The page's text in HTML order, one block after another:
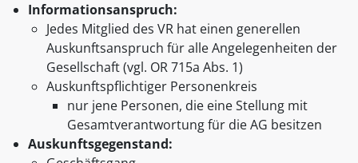
Informationsanspruch:
Jedes Mitglied des VR hat einen generellen
Auskunftsanspruch für alle Angelegenheiten der
Gesellschaft (vgl. OR 715a Abs. 1)
Auskunftspflichtiger Personenkreis
nur jene Personen, die eine Stellung mit
Gesamtverantwortung für die AG besitzen
Auskunftsgegenstand: